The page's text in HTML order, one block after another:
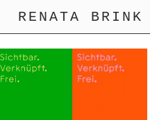
RENATA BRINK